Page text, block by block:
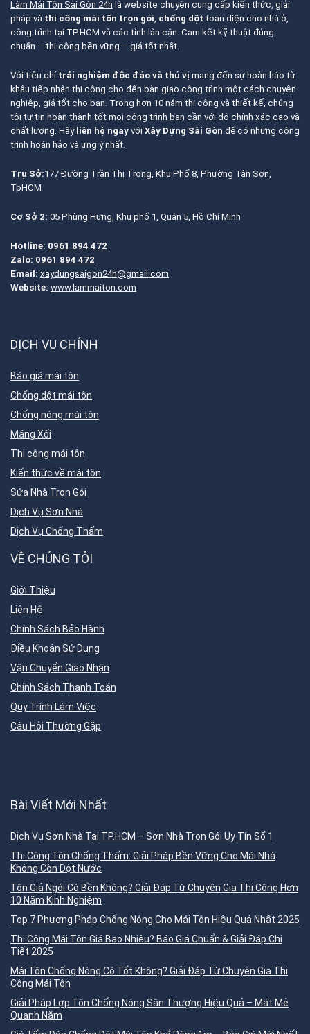
Làm Mái Tôn Sài Gòn 24h là website chuyên cung cấp kiến thức, giải
pháp và thi công mái tôn trọn gói, chống dột toàn diện cho nhà ở,
công trình tại TP.HCM và các tỉnh lân cận. Cam kết kỹ thuật đúng
chuẩn – thi công bền vững – giá tốt nhất.
Với tiêu chí trải nghiệm độc đáo và thú vị mang đến sự hoàn hảo từ
khâu tiếp nhận thi công cho đến bàn giao công trình một cách chuyên
nghiệp, giá tốt cho bạn. Trong hơn 10 năm thi công và thiết kế, chúng
tôi tự tin hoàn thành tốt mọi công trình bạn cần với độ chính xác cao và
chất lượng. Hãy liên hệ ngay với Xây Dựng Sài Gòn để có những công
trình hoàn hảo và ưng ý nhất.
Trụ Sở:177 Đường Trần Thị Trọng, Khu Phố 8, Phường Tân Sơn,
TpHCM
Cơ Sở 2: 05 Phùng Hưng, Khu phố 1, Quận 5, Hồ Chí Minh
Hotline: 0961 894 472
Zalo: 0961 894 472
Email: xaydungsaigon24h@gmail.com
Website: www.lammaiton.com
DỊCH VỤ CHÍNH
Báo giá mái tôn
Chống dột mái tôn
Chống nóng mái tôn
Máng Xối
Thi công mái tôn
Kiến thức về mái tôn
Sửa Nhà Trọn Gói
Dịch Vụ Sơn Nhà
Dịch Vụ Chống Thấm
VỀ CHÚNG TÔI
Giới Thiệu
Liên Hệ
Chính Sách Bảo Hành
Điều Khoản Sử Dụng
Vận Chuyển Giao Nhận
Chính Sách Thanh Toán
Quy Trình Làm Việc
Câu Hỏi Thường Gặp
Bài Viết Mới Nhất
Dịch Vụ Sơn Nhà Tại TP.HCM – Sơn Nhà Trọn Gói Uy Tín Số 1
Thi Công Tôn Chống Thấm: Giải Pháp Bền Vững Cho Mái Nhà
Không Còn Dột Nước
Tôn Giả Ngói Có Bền Không? Giải Đáp Từ Chuyên Gia Thi Công Hơn
10 Năm Kinh Nghiệm
Top 7 Phương Pháp Chống Nóng Cho Mái Tôn Hiệu Quả Nhất 2025
Thi Công Mái Tôn Giá Bao Nhiêu? Báo Giá Chuẩn & Giải Đáp Chi
Tiết 2025
Mái Tôn Chống Nóng Có Tốt Không? Giải Đáp Từ Chuyên Gia Thi
Công Mái Tôn
Giải Pháp Lợp Tôn Chống Nóng Sân Thượng Hiệu Quả – Mát Mẻ
Quanh Năm